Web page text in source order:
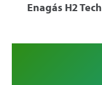
Enagás H2